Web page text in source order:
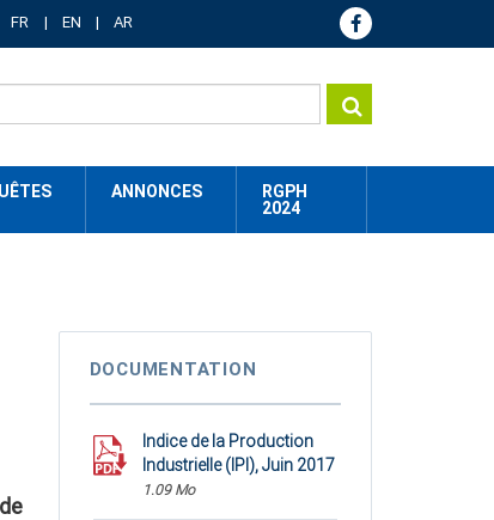
FR EN AR
ANNONCES
RGPH
2024
DOCUMENTATION
Indice de la Production
Industrielle (IPI), Juin 2017
1.09 Mo